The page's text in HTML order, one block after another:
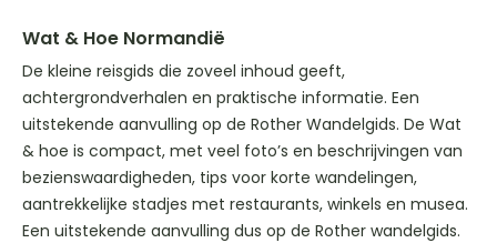
Wat & Hoe Normandië
De kleine reisgids die zoveel inhoud geeft,
achtergrondverhalen en praktische informatie. Een
uitstekende aanvulling op de Rother Wandelgids. De Wat
& hoe is compact, met veel foto’s en beschrijvingen van
bezienswaardigheden, tips voor korte wandelingen,
aantrekkelijke stadjes met restaurants, winkels en musea.
Een uitstekende aanvulling dus op de Rother wandelgids.